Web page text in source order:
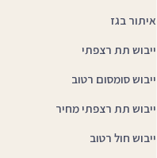
איתור בגז
ייבוש תת רצפתי
ייבוש סומסום רטוב
ייבוש תת רצפתי מחיר
ייבוש חול רטוב